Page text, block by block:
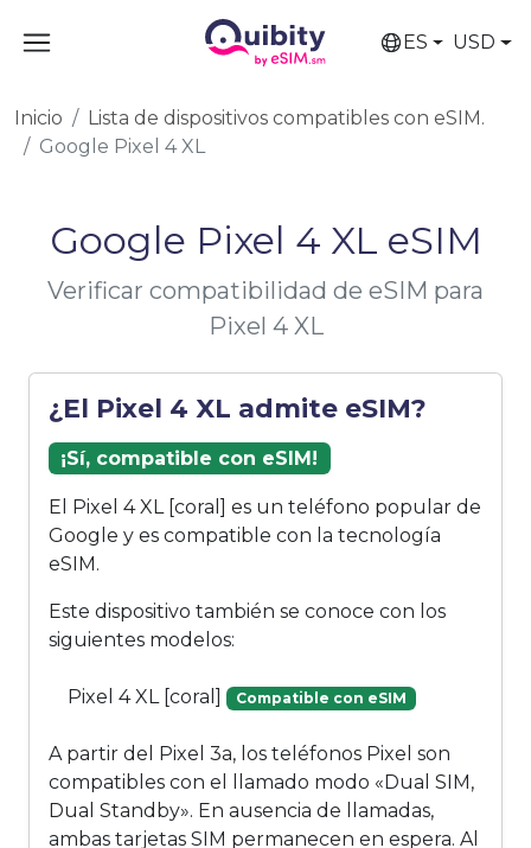
ES USD
Inicio
Lista de dispositivos compatibles con eSIM.
Google Pixel 4 XL
Google Pixel 4 XL eSIM
Verificar compatibilidad de eSIM para
Pixel 4 XL
¿El Pixel 4 XL admite eSIM?
¡Sí, compatible con eSIM!
El Pixel 4 XL [coral] es un teléfono popular de
Google y es compatible con la tecnología
eSIM.
Este dispositivo también se conoce con los
siguientes modelos:
Pixel 4 XL [coral] Compatible con eSIM
A partir del Pixel 3a, los teléfonos Pixel son
compatibles con el llamado modo «Dual SIM,
Dual Standby». En ausencia de llamadas,
ambas tarjetas SIM permanecen en espera. Al